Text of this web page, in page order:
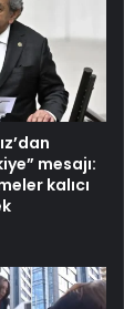
mesajı:
kalıcı